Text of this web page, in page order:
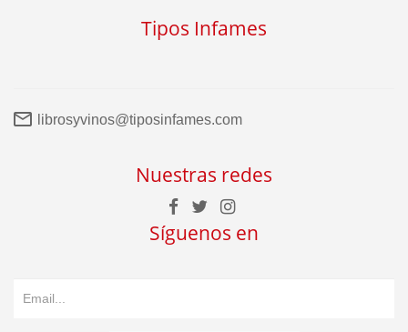
Tipos Infames
librosyvinos@tiposinfames.com
Nuestras redes
Síguenos en